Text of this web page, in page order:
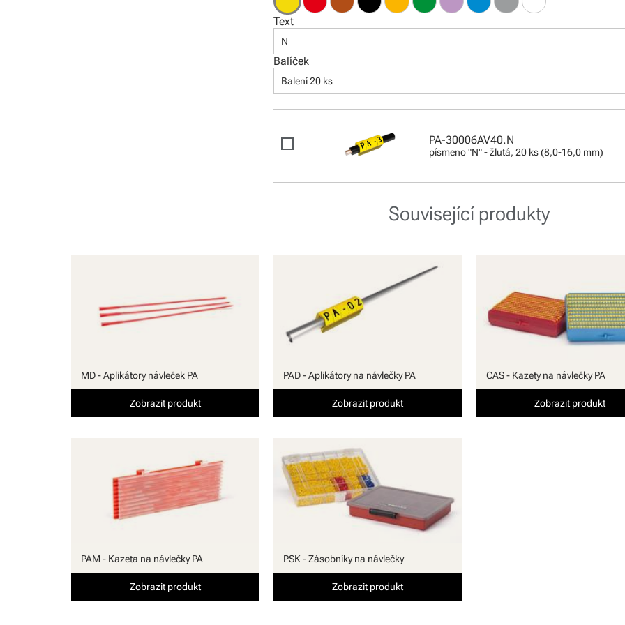
Text
N
Balíček
Balení 20 ks
PA-30006AV40.N
písmeno "N" - žlutá, 20 ks (8,0-16,0 mm)
Související produkty
MD - Aplikátory návleček PA
Zobrazit produkt
PAD - Aplikátory na návlečky PA
Zobrazit produkt
CAS - Kazety na návlečky PA
Zobrazit produkt
PAM - Kazeta na návlečky PA
Zobrazit produkt
PSK - Zásobníky na návlečky
Zobrazit produkt